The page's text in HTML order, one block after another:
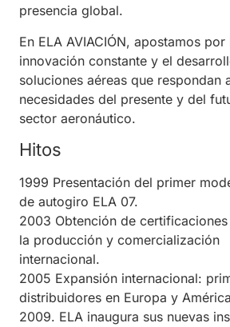
presencia global.
En ELA AVIACIÓN, apostamos por
innovación constante y el
soluciones aéreas que respondan
necesidades del presente y del
sector aeronáutico.
Hitos
1999 Presentación del primer
de autogiro ELA 07.
2003 Obtención de
la producción y comercialización
internacional.
2005 Expansión internacional:
distribuidores en Europa y
2009. ELA inaugura sus nuevas